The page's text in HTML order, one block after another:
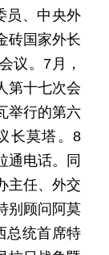
员、中央外
砖国家外长
议。7月，
第十七次会
举行的第六
长莫塔。8
通电话。同
主任、外交
别顾问阿莫
总统首席特